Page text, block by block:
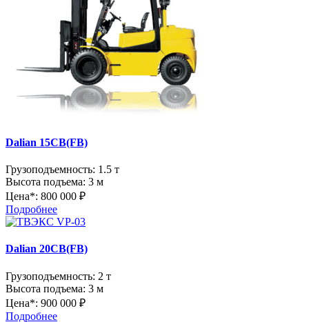
Dalian 15CB(FB)
Грузоподъемность: 1.5 т
Высота подъема: 3 м
Цена*: 800 000 ₽
Подробнее
Dalian 20CB(FB)
Грузоподъемность: 2 т
Высота подъема: 3 м
Цена*: 900 000 ₽
Подробнее